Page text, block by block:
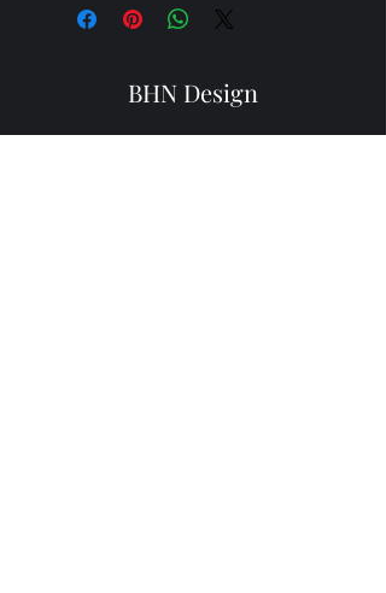
BHN Design